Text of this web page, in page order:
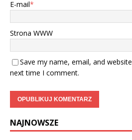
E-mail*
Strona WWW
Save my name, email, and
next time I comment.
NAJNOWSZE